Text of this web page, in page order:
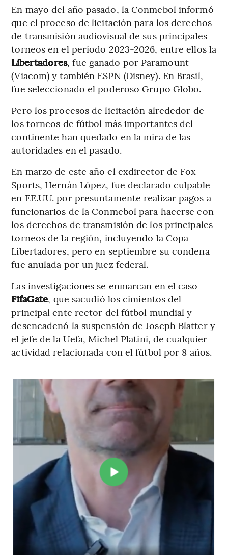
En mayo del año pasado, la Conmebol informó
que el proceso de licitación para los derechos
de transmisión audiovisual de sus principales
torneos en el período 2023-2026, entre ellos la
Libertadores, fue ganado por Paramount
(Viacom) y también ESPN (Disney). En Brasil,
fue seleccionado el poderoso Grupo Globo.
Pero los procesos de licitación alrededor de
los torneos de fútbol más importantes del
continente han quedado en la mira de las
autoridades en el pasado.
En marzo de este año el exdirector de Fox
Sports, Hernán López, fue declarado culpable
en EE.UU. por presuntamente realizar pagos a
funcionarios de la Conmebol para hacerse con
los derechos de transmisión de los principales
torneos de la región, incluyendo la Copa
Libertadores, pero en septiembre su condena
fue anulada por un juez federal.
Las investigaciones se enmarcan en el caso
FifaGate, que sacudió los cimientos del
principal ente rector del fútbol mundial y
desencadenó la suspensión de Joseph Blatter y
el jefe de la Uefa, Michel Platini, de cualquier
actividad relacionada con el fútbol por 8 años.